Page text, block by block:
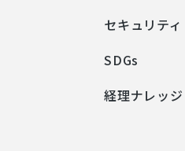
セキュリティ
SDGs
経理ナレッジ